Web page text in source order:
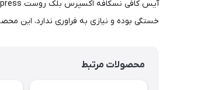
خستگی بوده و نیازی به فراوری ندارد، این
محصولات مرتبط